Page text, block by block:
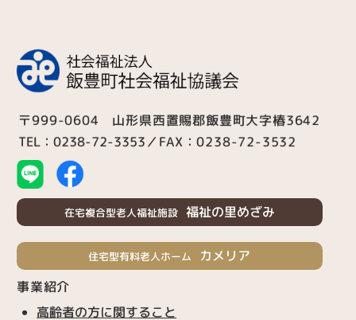
〒999-0604 山形県西置賜郡飯豊町大字椿3642
TEL：0238-72-3353／FAX：0238-72-3532
在宅複合型老人福祉施設 福祉の里めざみ
住宅型有料老人ホーム カメリア
事業紹介
高齢者の方に関すること